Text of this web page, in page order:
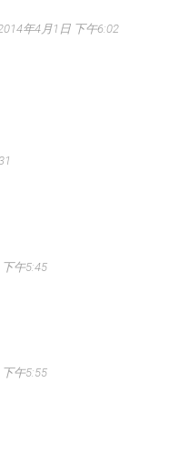
年4月1日 下午6:02
午5:45
午5:55